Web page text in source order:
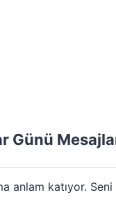
Günü
anlam katıyor.